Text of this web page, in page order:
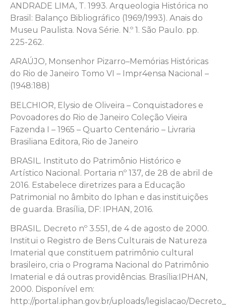
ANDRADE LIMA, T. 1993. Arqueologia Histórica no
Brasil: Balanço Bibliográfico (1969/1993). Anais do
Museu Paulista. Nova Série. N.º 1. São Paulo. pp.
225-262.
ARAÚJO, Monsenhor Pizarro–Memórias Históricas
do Rio de Janeiro Tomo VI – Impr4ensa Nacional –
(1948:188)
BELCHIOR, Elysio de Oliveira – Conquistadores e
Povoadores do Rio de Janeiro Coleção Vieira
Fazenda I – 1965 – Quarto Centenário – Livraria
Brasiliana Editora, Rio de Janeiro
BRASIL. Instituto do Patrimônio Histórico e
Artístico Nacional. Portaria nº 137, de 28 de abril de
2016. Estabelece diretrizes para a Educação
Patrimonial no âmbito do Iphan e das instituições
de guarda. Brasília, DF: IPHAN, 2016.
BRASIL. Decreto nº 3.551, de 4 de agosto de 2000.
Institui o Registro de Bens Culturais de Natureza
Imaterial que constituem patrimônio cultural
brasileiro, cria o Programa Nacional do Patrimônio
Imaterial e dá outras providências. Brasília:IPHAN,
2000. Disponível em:
http://portal.iphan.gov.br/uploads/legislacao/